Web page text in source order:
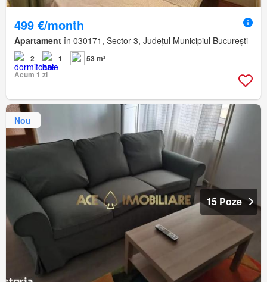
499 €/month
Apartament în 030171, Sector 3, Județul Municipiul București
2 1
53 m²
Acum 1 zi
Nou
15 Poze